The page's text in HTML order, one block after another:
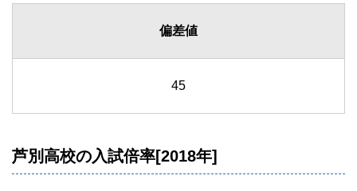
偏差値
45
芦別高校の入試倍率[2018年]